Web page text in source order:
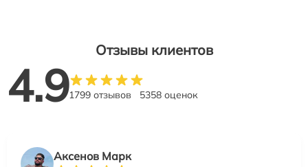
Отзывы клиентов
4.91799 отзывов 5358 оценок
Аксенов Марк